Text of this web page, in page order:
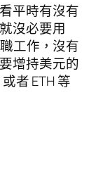
平時有沒有
沒必要用
工作，沒有
增持美元的
者 ETH 等